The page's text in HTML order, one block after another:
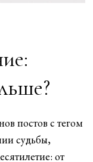
постов с тегом
судьбы,
от